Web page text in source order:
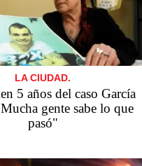
LA CIUDAD.
5 años del caso García
gente sabe lo que
pasó"